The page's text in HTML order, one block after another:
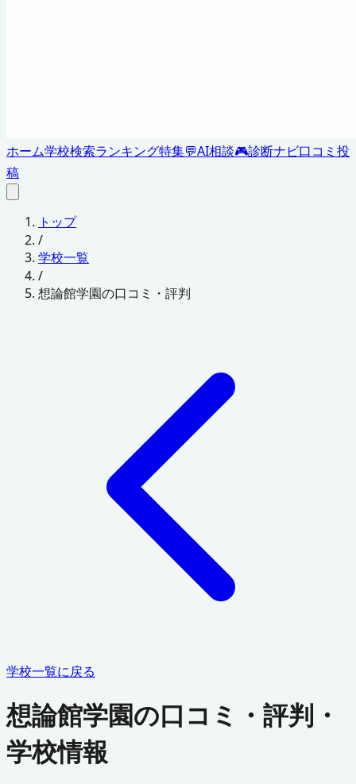
ホーム学校検索ランキング特集💬AI相談🎮診断ナビ口コミ投
稿
トップ
/
学校一覧
/
想論館学園の口コミ・評判
学校一覧に戻る
想論館学園の口コミ・評判・
学校情報